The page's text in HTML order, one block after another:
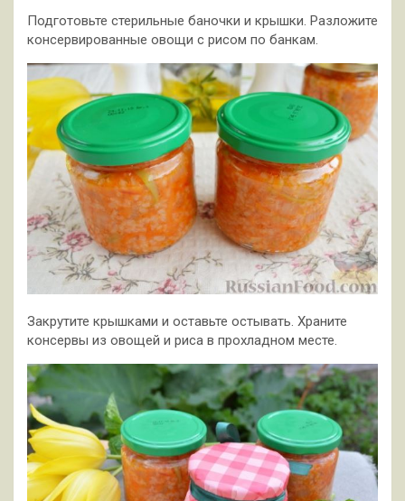
Подготовьте стерильные баночки и крышки. Разложите
консервированные овощи с рисом по банкам.
Закрутите крышками и оставьте остывать. Храните
консервы из овощей и риса в прохладном месте.